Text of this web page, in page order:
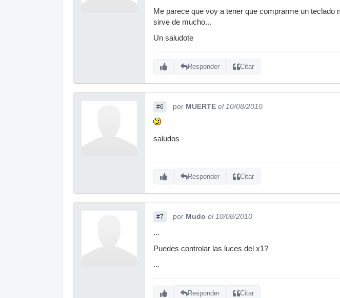
Me parece que voy a tener que comprarme un
sirve de mucho...
Un saludote
Responder Citar
#6 por MUERTE el 10/08/2010
saludos
Responder Citar
#7 por Mudo el 10/08/2010
...
Puedes controlar las luces del x1?
...
Responder Citar